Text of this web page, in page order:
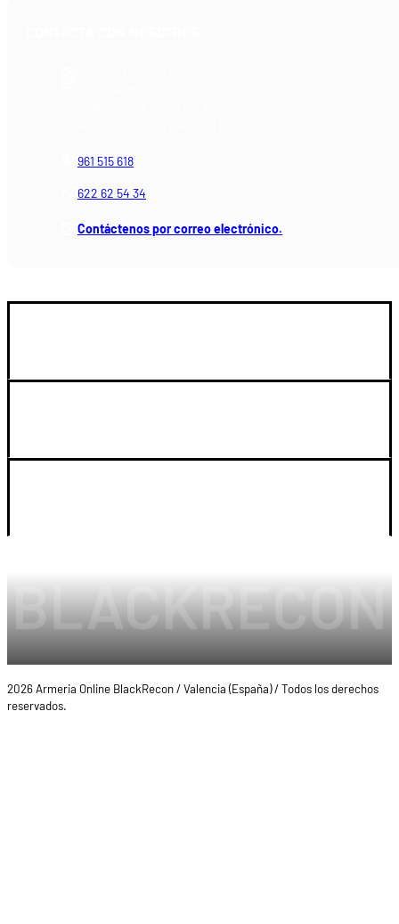
961 515 618
622 62 54 34
Contáctenos por correo electrónico.
2026 Armeria Online BlackRecon / Valencia (España) / Todos los derechos
reservados.